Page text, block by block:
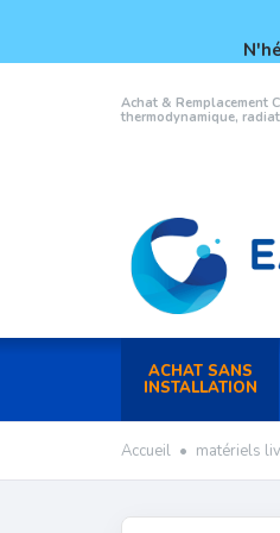
Achat & Remplacement
thermodynamique,
ACHAT SANS
INSTALLATION
Accueil • matériels